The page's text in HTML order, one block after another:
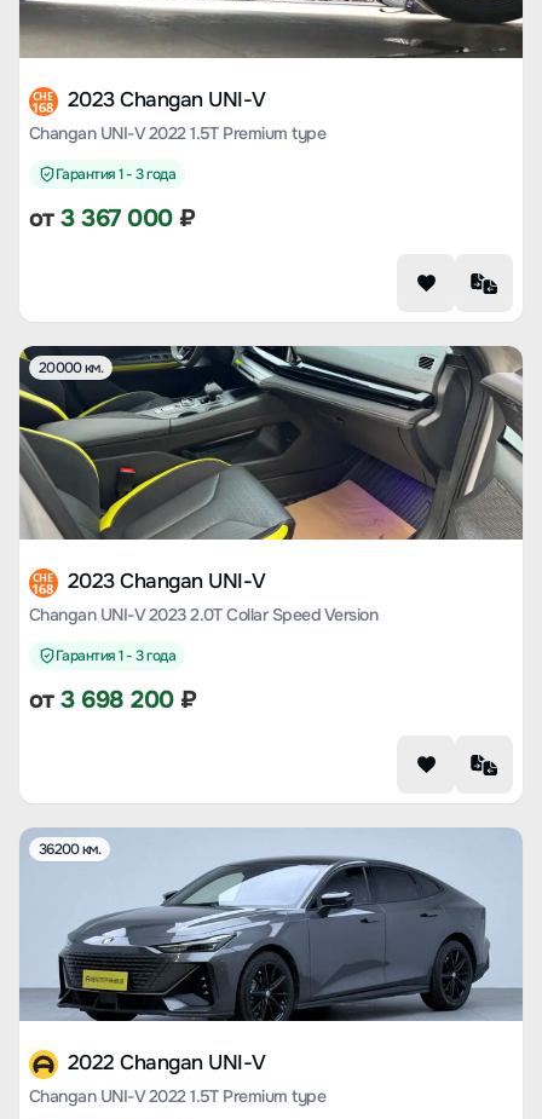
CHE
168 2023 Changan UNI-V
Changan UNI-V 2022 1.5T Premium type
Гарантия 1 - 3 года
от3 367 000₽
20000 км.
CHE
168 2023 Changan UNI-V
Changan UNI-V 2023 2.0T Collar Speed Version
Гарантия 1 - 3 года
от3 698 200₽
36200 км.
2022 Changan UNI-V
Changan UNI-V 2022 1.5T Premium type